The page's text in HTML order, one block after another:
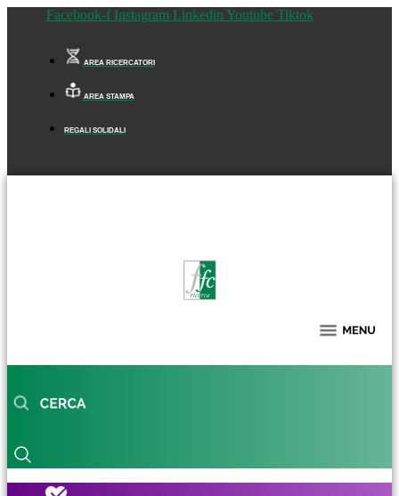
Facebook-f Instagram Linkedin Youtube Tiktok
AREA RICERCATORI
AREA STAMPA
REGALI SOLIDALI